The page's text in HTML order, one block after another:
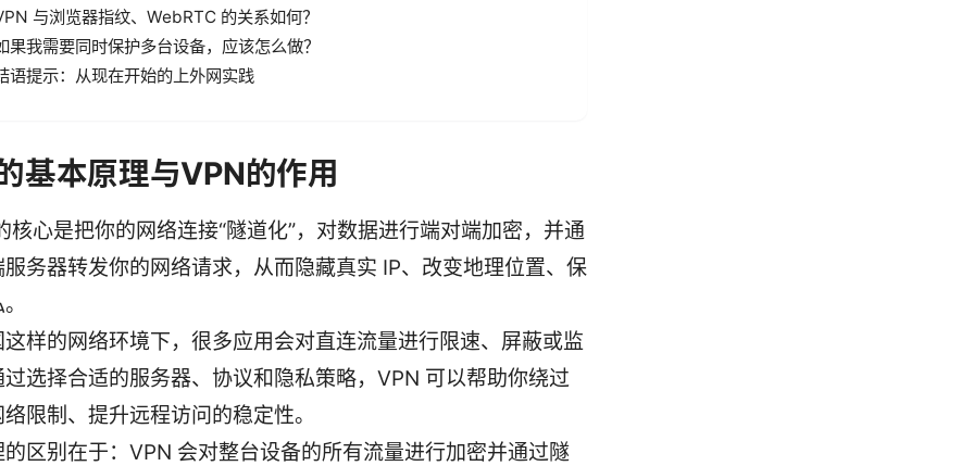
与浏览器指纹、WebRTC 的关系如何？
果我需要同时保护多台设备，应该怎么做？
语提示：从现在开始的上外网实践
基本原理与VPN的作用
核心是把你的网络连接“隧道化”，对数据进行端对端加密，并通
务器转发你的网络请求，从而隐藏真实 IP、改变地理位置、保
样的网络环境下，很多应用会对直连流量进行限速、屏蔽或监
选择合适的服务器、协议和隐私策略，VPN 可以帮助你绕过
限制、提升远程访问的稳定性。
区别在于：VPN 会对整台设备的所有流量进行加密并通过隧